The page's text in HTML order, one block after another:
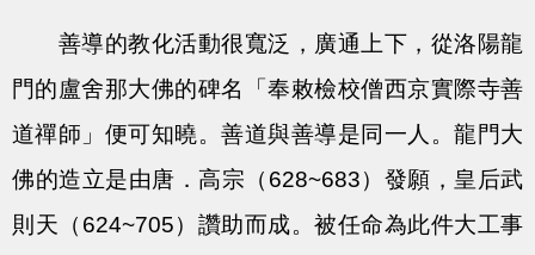
善導的教化活動很寬泛，廣通上下，從洛陽龍
門的盧舍那大佛的碑名「奉敕檢校僧西京實際寺善
道禪師」便可知曉。善道與善導是同一人。龍門大
佛的造立是由唐．高宗（628~683）發願，皇后武
則天（624~705）讚助而成。被任命為此件大工事